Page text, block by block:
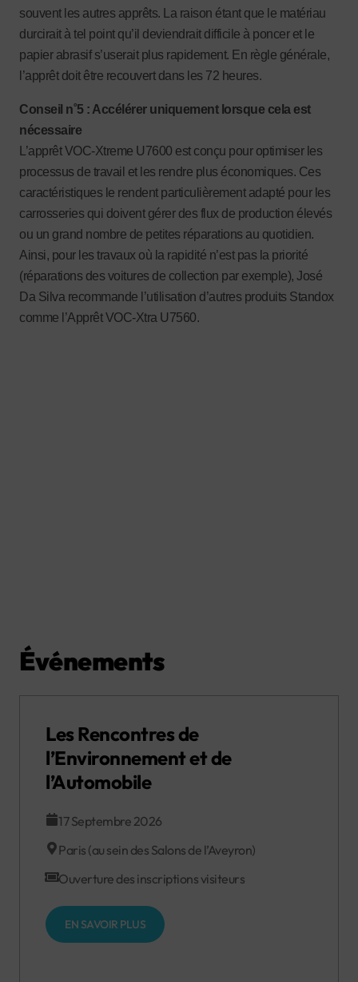
souvent les autres apprêts. La raison étant que le matériau
durcirait à tel point qu’il deviendrait difficile à poncer et le
papier abrasif s’userait plus rapidement. En règle générale,
l’apprêt doit être recouvert dans les 72 heures.
Conseil n˚5 : Accélérer uniquement lorsque cela est
nécessaire
L’apprêt VOC-Xtreme U7600 est conçu pour optimiser les
processus de travail et les rendre plus économiques. Ces
caractéristiques le rendent particulièrement adapté pour les
carrosseries qui doivent gérer des flux de production élevés
ou un grand nombre de petites réparations au quotidien.
Ainsi, pour les travaux où la rapidité n’est pas la priorité
(réparations des voitures de collection par exemple), José
Da Silva recommande l’utilisation d’autres produits Standox
comme l’Apprêt VOC-Xtra U7560.
Événements
Les Rencontres de
l’Environnement et de
l’Automobile
17 Septembre 2026
Paris (au sein des Salons de l’Aveyron)
Ouverture des inscriptions visiteurs
EN SAVOIR PLUS